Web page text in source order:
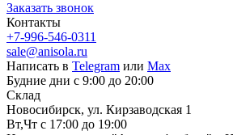
Заказать звонок
Контакты
+7-996-546-0311
sale@anisola.ru
Написать в Telegram или Max
Будние дни с 9:00 до 20:00
Склад
Новосибирск, ул. Кирзаводская 1
Вт,Чт с 17:00 до 19:00